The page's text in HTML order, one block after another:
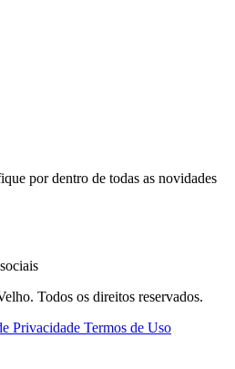
por dentro de todas as novidades
Todos os direitos reservados.
Privacidade Termos de Uso